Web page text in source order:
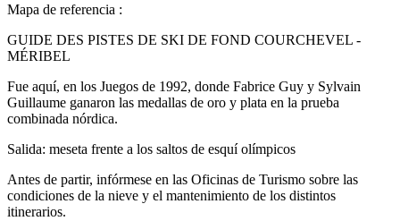
Mapa de referencia :
GUIDE DES PISTES DE SKI DE FOND COURCHEVEL -
MÉRIBEL
Fue aquí, en los Juegos de 1992, donde Fabrice Guy y Sylvain
Guillaume ganaron las medallas de oro y plata en la prueba
combinada nórdica.
Salida: meseta frente a los saltos de esquí olímpicos
Antes de partir, infórmese en las Oficinas de Turismo sobre las
condiciones de la nieve y el mantenimiento de los distintos
itinerarios.